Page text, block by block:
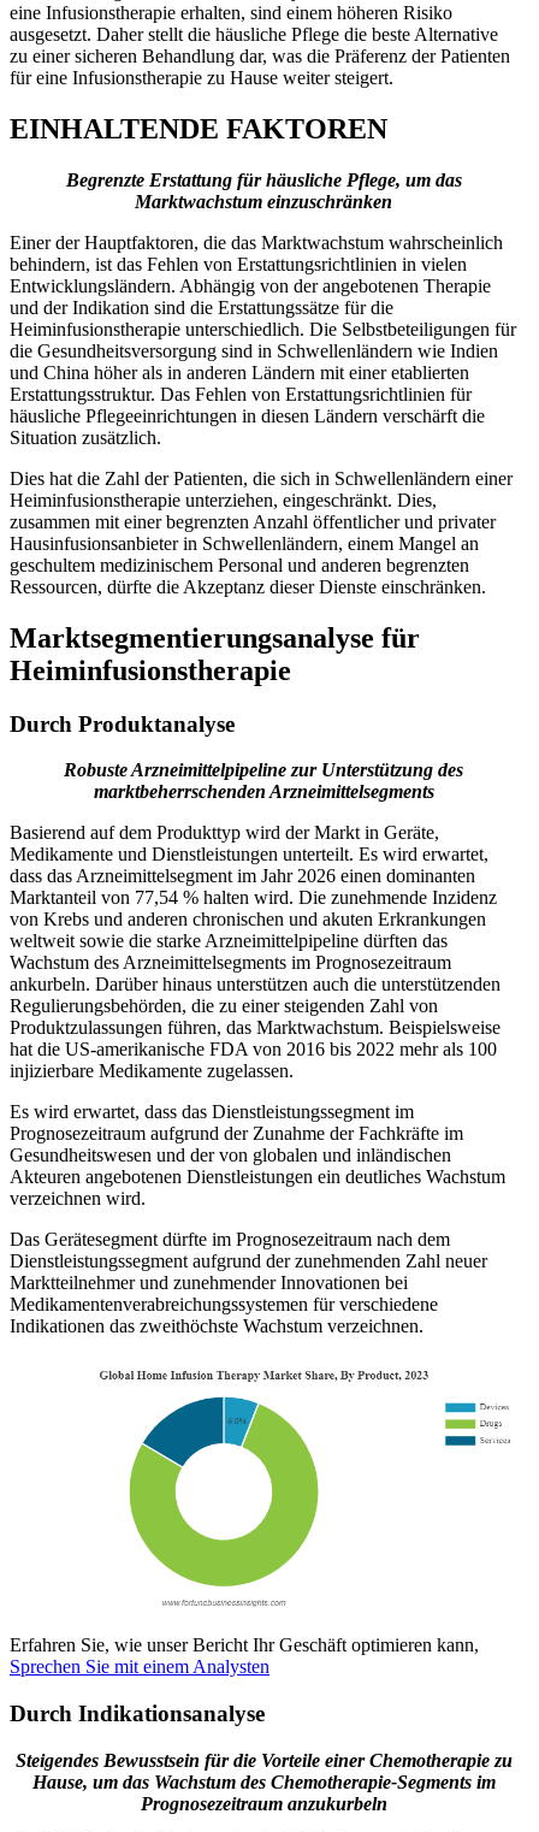
eine Infusionstherapie erhalten, sind einem höheren Risiko
ausgesetzt. Daher stellt die häusliche Pflege die beste Alternative
zu einer sicheren Behandlung dar, was die Präferenz der Patienten
für eine Infusionstherapie zu Hause weiter steigert.
EINHALTENDE FAKTOREN
Begrenzte Erstattung für häusliche Pflege, um das
Marktwachstum einzuschränken
Einer der Hauptfaktoren, die das Marktwachstum wahrscheinlich
behindern, ist das Fehlen von Erstattungsrichtlinien in vielen
Entwicklungsländern. Abhängig von der angebotenen Therapie
und der Indikation sind die Erstattungssätze für die
Heiminfusionstherapie unterschiedlich. Die Selbstbeteiligungen für
die Gesundheitsversorgung sind in Schwellenländern wie Indien
und China höher als in anderen Ländern mit einer etablierten
Erstattungsstruktur. Das Fehlen von Erstattungsrichtlinien für
häusliche Pflegeeinrichtungen in diesen Ländern verschärft die
Situation zusätzlich.
Dies hat die Zahl der Patienten, die sich in Schwellenländern einer
Heiminfusionstherapie unterziehen, eingeschränkt. Dies,
zusammen mit einer begrenzten Anzahl öffentlicher und privater
Hausinfusionsanbieter in Schwellenländern, einem Mangel an
geschultem medizinischem Personal und anderen begrenzten
Ressourcen, dürfte die Akzeptanz dieser Dienste einschränken.
Marktsegmentierungsanalyse für
Heiminfusionstherapie
Durch Produktanalyse
Robuste Arzneimittelpipeline zur Unterstützung des
marktbeherrschenden Arzneimittelsegments
Basierend auf dem Produkttyp wird der Markt in Geräte,
Medikamente und Dienstleistungen unterteilt. Es wird erwartet,
dass das Arzneimittelsegment im Jahr 2026 einen dominanten
Marktanteil von 77,54 % halten wird. Die zunehmende Inzidenz
von Krebs und anderen chronischen und akuten Erkrankungen
weltweit sowie die starke Arzneimittelpipeline dürften das
Wachstum des Arzneimittelsegments im Prognosezeitraum
ankurbeln. Darüber hinaus unterstützen auch die unterstützenden
Regulierungsbehörden, die zu einer steigenden Zahl von
Produktzulassungen führen, das Marktwachstum. Beispielsweise
hat die US-amerikanische FDA von 2016 bis 2022 mehr als 100
injizierbare Medikamente zugelassen.
Es wird erwartet, dass das Dienstleistungssegment im
Prognosezeitraum aufgrund der Zunahme der Fachkräfte im
Gesundheitswesen und der von globalen und inländischen
Akteuren angebotenen Dienstleistungen ein deutliches Wachstum
verzeichnen wird.
Das Gerätesegment dürfte im Prognosezeitraum nach dem
Dienstleistungssegment aufgrund der zunehmenden Zahl neuer
Marktteilnehmer und zunehmender Innovationen bei
Medikamentenverabreichungssystemen für verschiedene
Indikationen das zweithöchste Wachstum verzeichnen.
Erfahren Sie, wie unser Bericht Ihr Geschäft optimieren kann,
Sprechen Sie mit einem Analysten
Durch Indikationsanalyse
Steigendes Bewusstsein für die Vorteile einer Chemotherapie zu
Hause, um das Wachstum des Chemotherapie-Segments im
Prognosezeitraum anzukurbeln